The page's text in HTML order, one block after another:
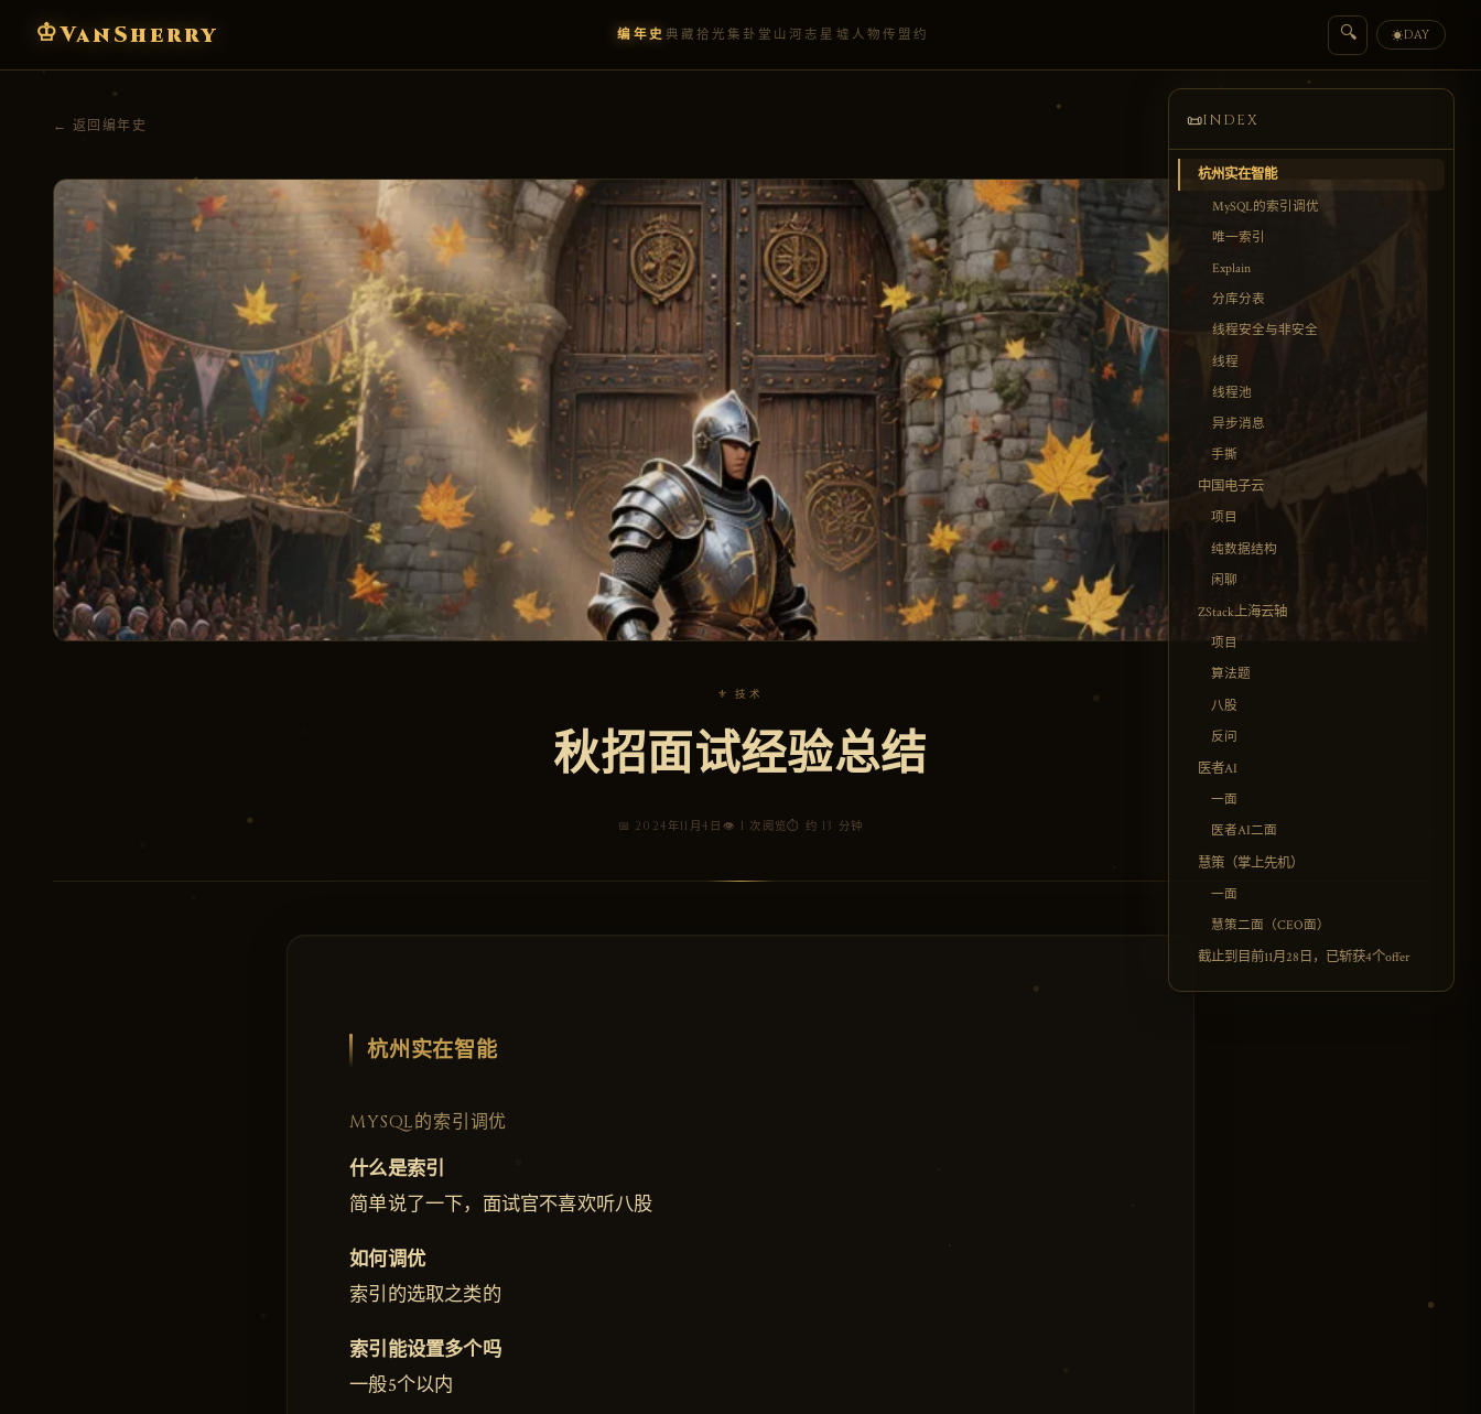
♔VanSherry 编年史 典藏 拾光集卦堂 山河志 星墟 人物传 盟约 🔍 ☀DAY
← 返回编年史
⚜ 技术
秋招面试经验总结
📅 2024年11月4日 👁 1 次阅览⏱ 约 13 分钟
杭州实在智能
MYSQL的索引调优
什么是索引
简单说了一下，面试官不喜欢听八股
如何调优
索引的选取之类的
索引能设置多个吗
一般5个以内
📜INDEX
杭州实在智能
MySQL的索引调优
唯一索引
Explain
分库分表
线程安全与非安全
线程
线程池
异步消息
手撕
中国电子云
项目
纯数据结构
闲聊
ZStack上海云轴
项目
算法题
八股
反问
医者AI
一面
医者AI二面
慧策（掌上先机）
一面
慧策二面（CEO面）
截止到目前11月28日，已斩获4个offer